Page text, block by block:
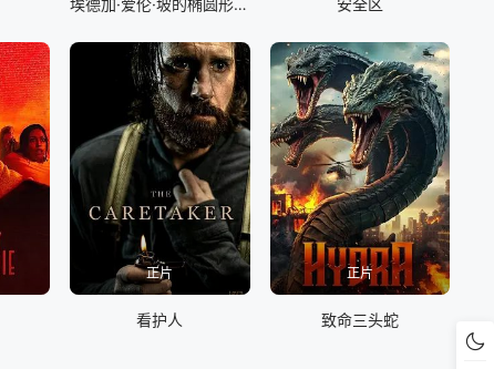
埃德加·爱伦·坡的椭圆形肖像 安全区
正片
看护人
正片
致命三头蛇